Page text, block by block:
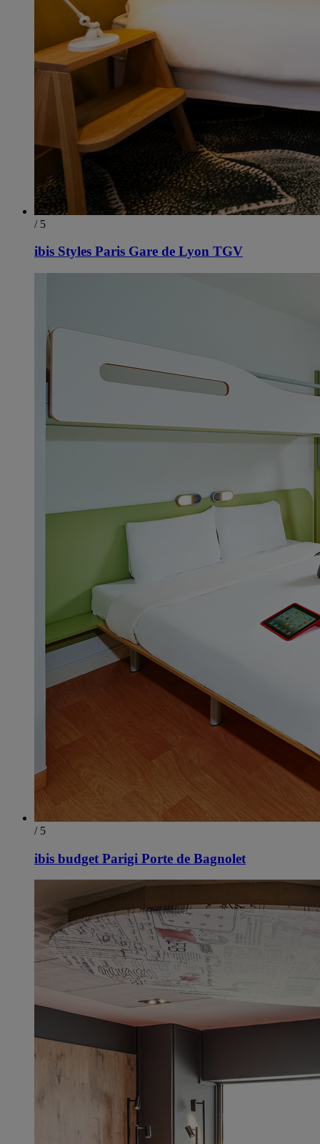
/ 5
ibis Styles Paris Gare de Lyon TGV
/ 5
ibis budget Parigi Porte de Bagnolet